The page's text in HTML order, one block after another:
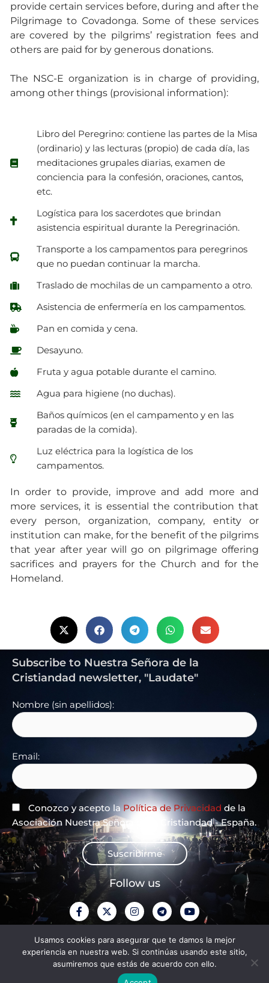
provide certain services before, during and after the
Pilgrimage to Covadonga. Some of these services
are covered by the pilgrims’ registration fees and
others are paid for by generous donations.
The NSC-E organization is in charge of providing,
among other things (provisional information):
Libro del Peregrino: contiene las partes de la Misa
(ordinario) y las lecturas (propio) de cada día, las
meditaciones grupales diarias, examen de
conciencia para la confesión, oraciones, cantos,
etc.
Logística para los sacerdotes que brindan
asistencia espiritual durante la Peregrinación.​
Transporte a los campamentos para peregrinos
que no puedan continuar la marcha.​
Traslado de mochilas de un campamento a otro.
Asistencia de enfermería en los campamentos.
Pan en comida y cena.
Desayuno.
Fruta y agua potable durante el camino.
Agua para higiene (no duchas).
Baños químicos (en el campamento y en las
paradas de la comida).​
Luz eléctrica para la logística de los
campamentos.
In order to provide, improve and add more and
more services, it is essential the contribution that
every person, organization, company, entity or
institution can make, for the benefit of the pilgrims
that year after year will go on pilgrimage offering
sacrifices and prayers for the Church and for the
Homeland.
Subscribe to Nuestra Señora de la
Cristiandad newsletter, "Laudate"
Nombre (sin apellidos):
Email:
Conozco y acepto laPolítica de Privacidad de la
Asociación Nuestra Señora de la Cristiandad - España.
Suscribirme
Follow us
F
a
c
e
b
o
o
X
-
t
i
t
t
I
n
s
a
g
r
a
T
e
l
g
r
a
Y
o
u
u
b
e
Privacy Policy
Aviso legal
Usamos cookies para asegurar que te damos la mejor
experiencia en nuestra web. Si continúas usando este sitio,
asumiremos que estás de acuerdo con ello.